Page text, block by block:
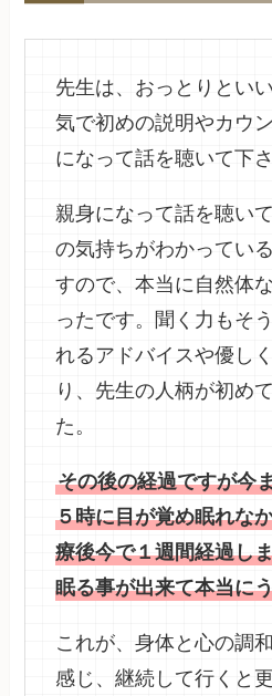
先生は、おっとりとい
気で初めの説明やカウ
になって話を聴いて下
親身になって話を聴い
の気持ちがわかってい
すので、本当に自然体
ったです。聞く力もそ
れるアドバイスや優し
り、先生の人柄が初め
た。
その後の経過ですが今
５時に目が覚め眠れな
療後今で１週間経過し
眠る事が出来て本当に
これが、身体と心の調
感じ、継続して行くと